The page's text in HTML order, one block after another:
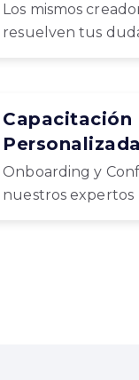
Los mismos
resuelven tus
Capacitación
Personalizada
Onboarding y
nuestros expertos